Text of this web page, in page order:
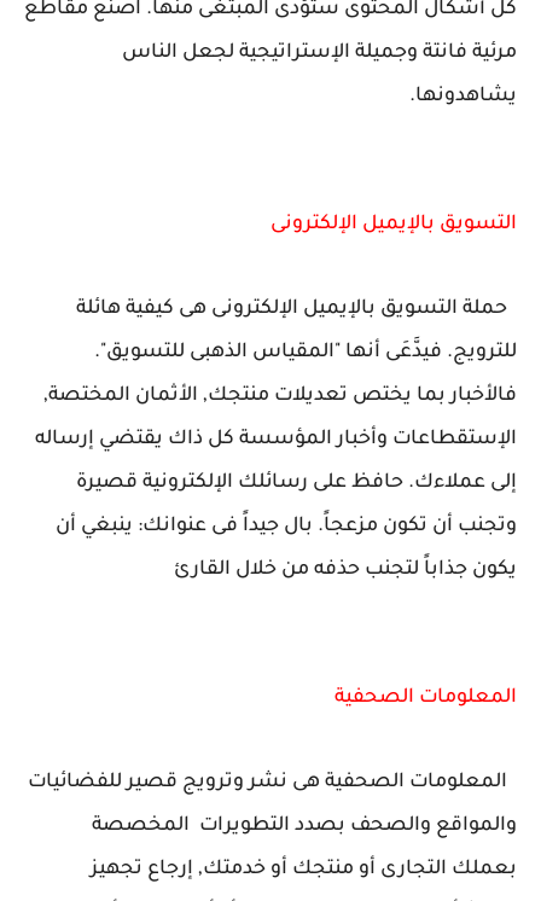
كل أشكال المحتوى ستؤدى المبتغى منها. اصنع مقاطع
مرئية فانتة وجميلة الإستراتيجية لجعل الناس
يشاهدونها.
التسويق بالإيميل الإلكترونى
حملة التسويق بالإيميل الإلكترونى هى كيفية هائلة
للترويج. فيدَّعَى أنها "المقياس الذهبى للتسويق".
فالأخبار بما يختص تعديلات منتجك, الأثمان المختصة,
الإستقطاعات وأخبار المؤسسة كل ذاك يقتضي إرساله
إلى عملاءك. حافظ على رسائلك الإلكترونية قصيرة
وتجنب أن تكون مزعجاً. بال جيداً فى عنوانك: ينبغي أن
يكون جذاباً لتجنب حذفه من خلال القارئ
المعلومات الصحفية
المعلومات الصحفية هى نشر وترويج قصير للفضائيات
والمواقع والصحف بصدد التطويرات المخصصة
بعملك التجارى أو منتجك أو خدمتك, إرجاع تجهيز